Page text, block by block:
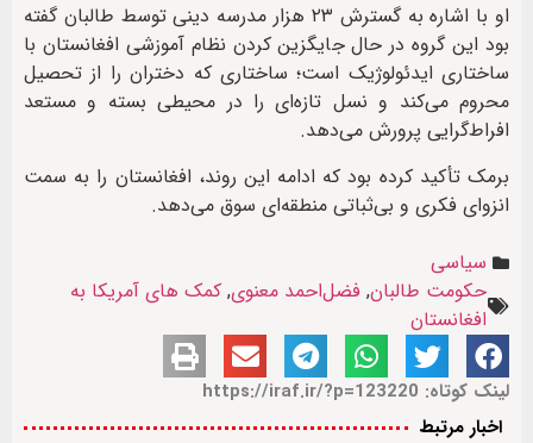
او با اشاره به گسترش ۲۳ هزار مدرسه دینی توسط طالبان گفته
بود این گروه در حال جایگزین کردن نظام آموزشی افغانستان با
ساختاری ایدئولوژیک است؛ ساختاری که دختران را از تحصیل
محروم می‌کند و نسل تازه‌ای را در محیطی بسته و مستعد
افراط‌گرایی پرورش می‌دهد.
برمک تأکید کرده بود که ادامه این روند، افغانستان را به سمت
انزوای فکری و بی‌ثباتی منطقه‌ای سوق می‌دهد.
سیاسی
حکومت طالبان, فضل‌احمد معنوی, کمک های آمریکا به
افغانستان
لینک کوتاه: https://iraf.ir/?p=123220
اخبار مرتبط